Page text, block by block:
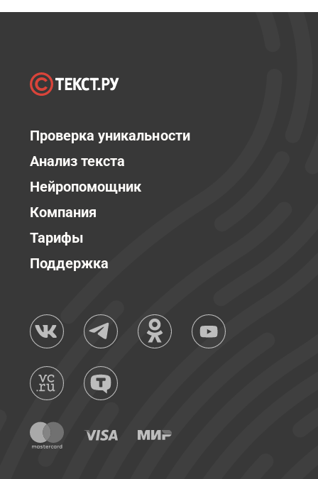
Проверка уникальности
Анализ текста
Нейропомощник
Компания
Тарифы
Поддержка